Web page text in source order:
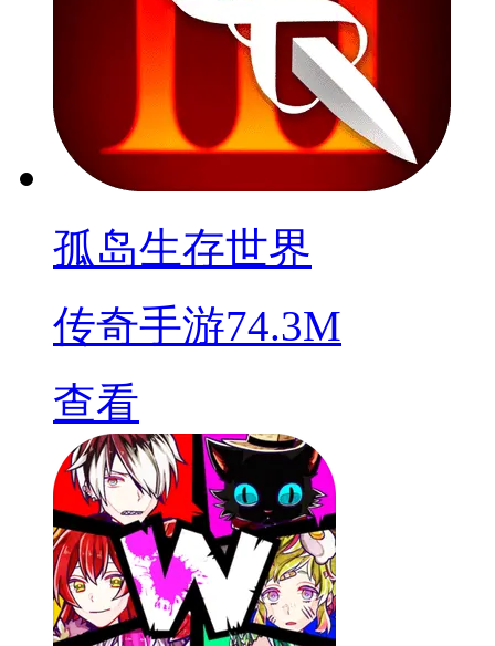
孤岛生存世界
传奇手游74.3M
查看